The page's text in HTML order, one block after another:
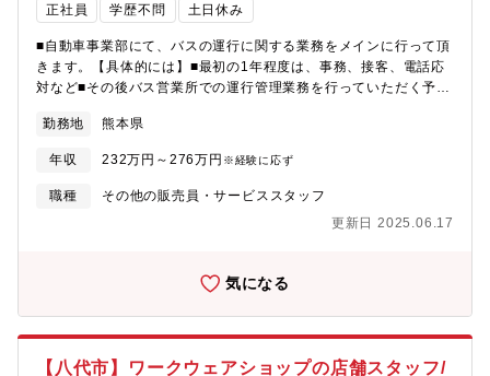
正社員 学歴不問 土日休み
■自動車事業部にて、バスの運行に関する業務をメインに行って頂
きます。【具体的には】■最初の1年程度は、事務、接客、電話応
対など■その後バス営業所での運行管理業務を行っていただく予定
勤務地
熊本県
年収 232万円～276万円 ※経験に応ず
職種
その他の販売員・サービススタッフ
更新日 2025.06.17
気になる
【八代市】ワークウェアショップの店舗スタッフ/